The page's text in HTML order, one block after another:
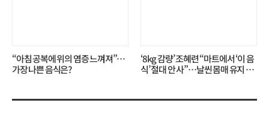
“아침 공복에 위의 염증 느껴져”…
가장 나쁜 음식은?
‘8kg 감량’ 조혜련 “마트에서 ‘이 음
식’ 절대 안 사”…날씬 몸매 유지 비